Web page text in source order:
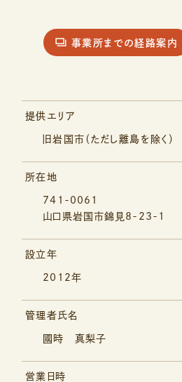
事業所までの経路案内
提供エリア
旧岩国市（ただし離島を除く）
所在地
741-0061
山口県岩国市錦見8-23-1
設立年
2012年
管理者氏名
國時 真梨子
営業日時